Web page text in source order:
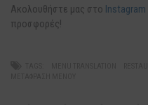
Ακολουθήστε μας στο Instagram
προσφορές!